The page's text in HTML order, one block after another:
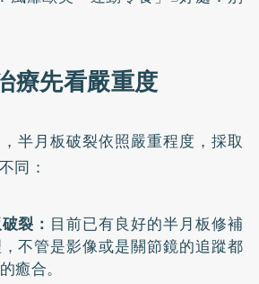
療先看嚴重度
半月板破裂依照嚴重程度，採取
同：
裂： 目前已有良好的半月板修補
不管是影像或是關節鏡的追蹤都
癒合。